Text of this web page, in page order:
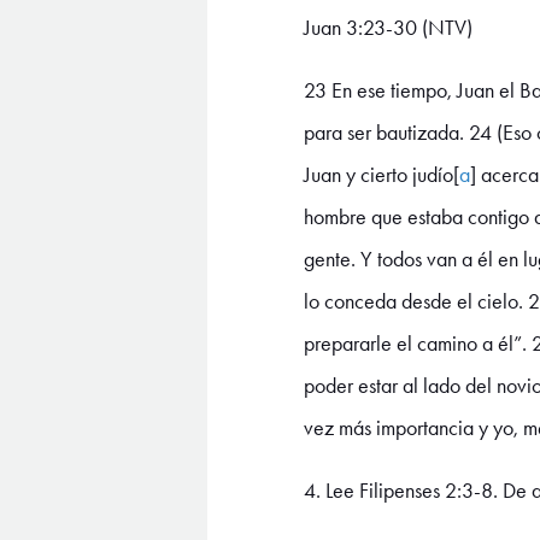
Juan 3:23-30 (NTV)
23 En ese tiempo, Juan el
para ser bautizada. 24
Juan y cierto judío[a]
hombre que estaba
gente. Y todos van a él en
lo conceda desde el cielo.
prepararle el camino a él”.
poder estar al lado del
vez más importancia y yo,
4. Lee Filipenses 2:3-8. De